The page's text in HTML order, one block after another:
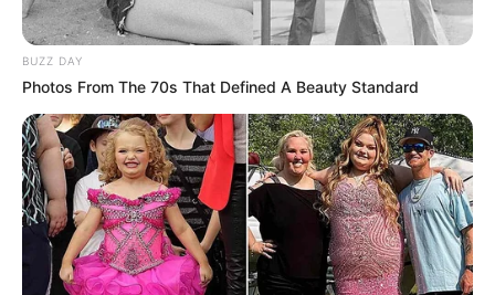
BUZZ DAY
Photos From The 70s That Defined A Beauty Standard